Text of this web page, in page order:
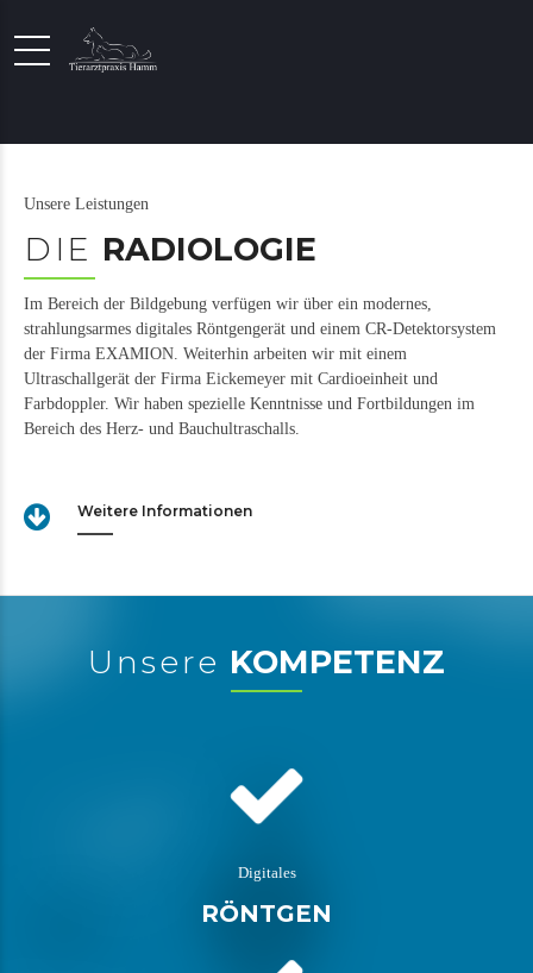
Unsere Leistungen
DIE RADIOLOGIE
Im Bereich der Bildgebung verfügen wir über ein modernes,
strahlungsarmes digitales Röntgengerät und einem CR-Detektorsystem
der Firma EXAMION. Weiterhin arbeiten wir mit einem
Ultraschallgerät der Firma Eickemeyer mit Cardioeinheit und
Farbdoppler. Wir haben spezielle Kenntnisse und Fortbildungen im
Bereich des Herz- und Bauchultraschalls.
Weitere Informationen
Unsere KOMPETENZ
Digitales
RÖNTGEN